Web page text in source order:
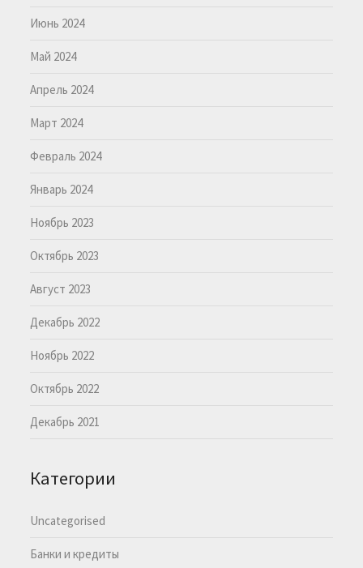
Июнь 2024
Май 2024
Апрель 2024
Март 2024
Февраль 2024
Январь 2024
Ноябрь 2023
Октябрь 2023
Август 2023
Декабрь 2022
Ноябрь 2022
Октябрь 2022
Декабрь 2021
Категории
Uncategorised
Банки и кредиты